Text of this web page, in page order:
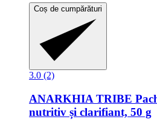
Coș de cumpărături
3.0 (2)
ANARKHIA TRIBE
nutritiv și clarifiant, 50 g